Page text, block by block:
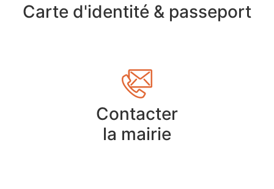
Carte d'identité & passeport
Contacter
la mairie